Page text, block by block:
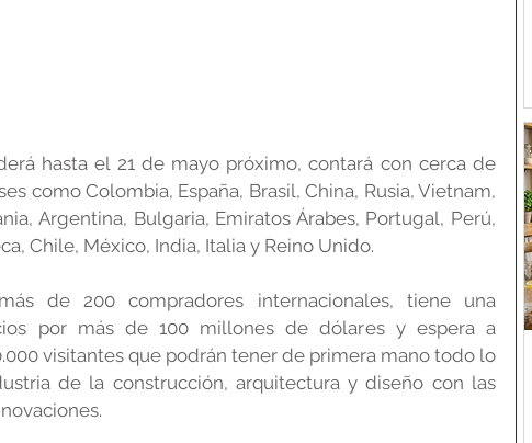
hasta el 21 de mayo próximo, contará con cerca de
como Colombia, España, Brasil, China, Rusia, Vietnam,
Argentina, Bulgaria, Emiratos Árabes, Portugal, Perú,
Chile, México, India, Italia y Reino Unido.
de 200 compradores internacionales, tiene una
por más de 100 millones de dólares y espera a
visitantes que podrán tener de primera mano todo lo
de la construcción, arquitectura y diseño con las